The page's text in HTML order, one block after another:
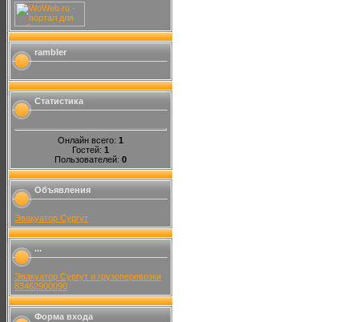
rambler
Статистика
Онлайн всего: 1
Гостей: 1
Пользователей: 0
Объявления
Эвакуатор Сургут
...
Эвакуатор Сургут и грузоперевозки
83462900090
Форма входа